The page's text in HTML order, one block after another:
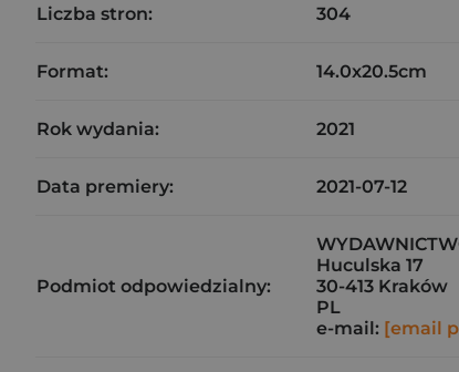
Liczba stron: 304
Format: 14.0x20.5cm
Rok wydania: 2021
Data premiery: 2021-07-12
Podmiot odpowiedzialny:
Huculska 17
30-413 Kraków
PL
e-mail: [email